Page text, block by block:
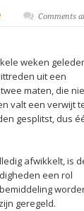
Comments
weken
uit een
maten, die
valt een verwijt
gesplitst, dus
afwikkelt, is
een rol
geregeld.